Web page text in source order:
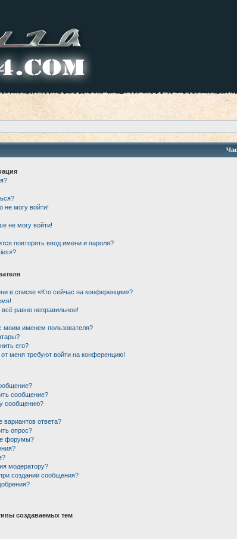
не могу войти!
не могу войти!
повторять ввод имени и пароля?
в списке «Кто сейчас на конференции»?
равно неправильное!
моим именем пользователя?
его?
меня требуют войти на конференцию!
сообщение?
сообщению?
ответа?
опрос?
форумы?
модератору?
создании сообщения?
создаваемых тем